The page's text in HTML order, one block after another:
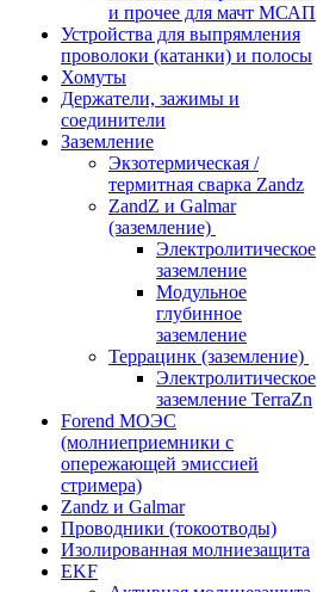
и прочее для мачт МСАП
Устройства для выпрямления
проволоки (катанки) и полосы
Хомуты
Держатели, зажимы и
соединители
Заземление
Экзотермическая /
термитная сварка Zandz
ZandZ и Galmar
(заземление)
Электролитическое
заземление
Модульное
глубинное
заземление
Террацинк (заземление)
Электролитическое
заземление TerraZn
Forend МОЭС
(молниеприемники с
опережающей эмиссией
стримера)
Zandz и Galmar
Проводники (токоотводы)
Изолированная молниезащита
EKF